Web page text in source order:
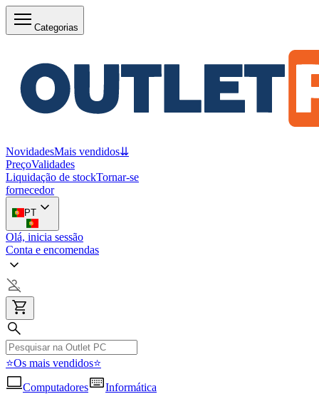
Categorias
NovidadesMais vendidos⇊
PreçoValidades
Liquidação de stockTornar-se
fornecedor
PT
Olá, inicia sessão
Conta e encomendas
⭐Os mais vendidos⭐
Computadores
Informática